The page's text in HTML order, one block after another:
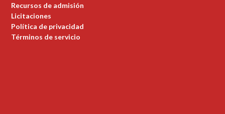
Recursos de admisión
Licitaciones
Política de privacidad
Términos de servicio